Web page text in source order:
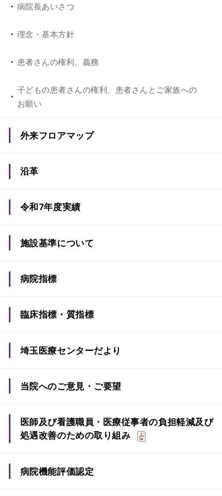
病院長あいさつ
理念・基本方針
患者さんの権利、義務
子どもの患者さんの権利、患者さんとご家族への
お願い
外来フロアマップ
沿革
令和7年度実績
施設基準について
病院指標
臨床指標・質指標
埼玉医療センターだより
当院へのご意見・ご要望
ご意見・ご要望入力フォーム
医師及び看護職員・医療従事者の負担軽減及び
処遇改善のための取り組み
病院機能評価認定